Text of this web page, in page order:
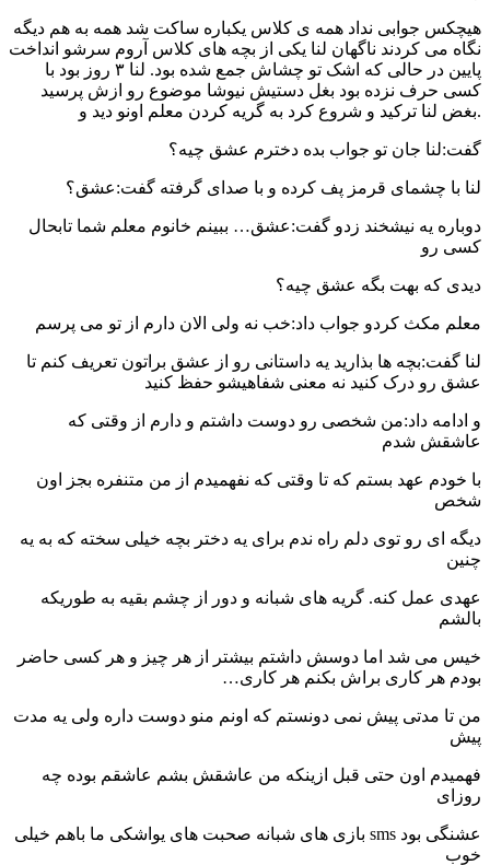
هیچکس جوابی نداد همه ی کلاس یکباره ساکت شد همه به هم دیگه
نگاه می کردند ناگهان لنا یکی از بچه های کلاس آروم سرشو انداخت
پایین در حالی که اشک تو چشاش جمع شده بود. لنا ۳ روز بود با
کسی حرف نزده بود بغل دستیش نیوشا موضوع رو ازش پرسید
.بغض لنا ترکید و شروع کرد به گریه کردن معلم اونو دید و
گفت:لنا جان تو جواب بده دخترم عشق چیه؟
لنا با چشمای قرمز پف کرده و با صدای گرفته گفت:عشق؟
دوباره یه نیشخند زدو گفت:عشق… ببینم خانوم معلم شما تابحال
کسی رو
دیدی که بهت بگه عشق چیه؟
معلم مکث کردو جواب داد:خب نه ولی الان دارم از تو می پرسم
لنا گفت:بچه ها بذارید یه داستانی رو از عشق براتون تعریف کنم تا
عشق رو درک کنید نه معنی شفاهیشو حفظ کنید
و ادامه داد:من شخصی رو دوست داشتم و دارم از وقتی که
عاشقش شدم
با خودم عهد بستم که تا وقتی که نفهمیدم از من متنفره بجز اون
شخص
دیگه ای رو توی دلم راه ندم برای یه دختر بچه خیلی سخته که به یه
چنین
عهدی عمل کنه. گریه های شبانه و دور از چشم بقیه به طوریکه
بالشم
خیس می شد اما دوسش داشتم بیشتر از هر چیز و هر کسی حاضر
بودم هر کاری براش بکنم هر کاری…
من تا مدتی پیش نمی دونستم که اونم منو دوست داره ولی یه مدت
پیش
فهمیدم اون حتی قبل ازینکه من عاشقش بشم عاشقم بوده چه
روزای
عشنگی بود sms بازی های شبانه صحبت های یواشکی ما باهم خیلی
خوب